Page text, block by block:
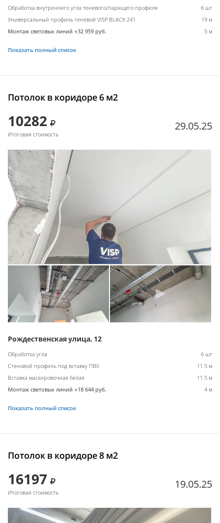
Обработка внутреннего угла теневого/парящего профиля
6 шт
Универсальный профиль теневой VISP BLACK 241
19 м
Монтаж световых линий +32 959 руб.
5 м
Показать полный список
Потолок в коридоре 6 м2
10282
Итоговая стоимость
29.05.25
Рождественская улица, 12
Обработка угла
6 шт
Стеновой профиль под вставку ПВХ
11.5 м
Вставка маскировочная белая
11.5 м
Монтаж световых линий +18 644 руб.
4 м
Показать полный список
Потолок в коридоре 8 м2
16197
Итоговая стоимость
19.05.25